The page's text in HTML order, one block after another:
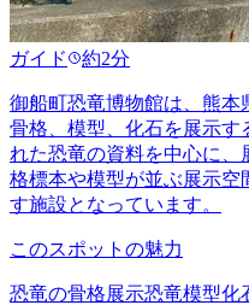
ガイド 約2分
御船町恐竜博物館は、熊本
骨格、模型、化石を展示す
れた恐竜の資料を中心に、
格標本や模型が並ぶ展示
す施設となっています。
このスポットの魅力
恐竜の骨格展示恐竜模型化